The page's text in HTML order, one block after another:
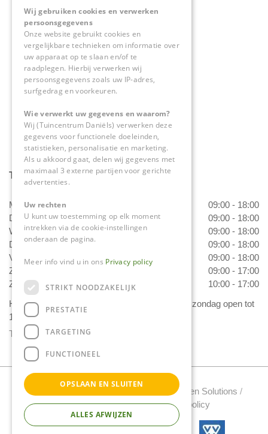
Tuincentrum Daniëls
Herkenbosserweg 4
6063 NL Vlodrop
0475-534298
info@tuincentrumdaniels.nl
Tuincentrum Daniëls
Maandag
09:00 - 18:00
Dinsdag
09:00 - 18:00
Woensdag
09:00 - 18:00
Donderdag
09:00 - 18:00
Vrijdag
09:00 - 18:00
Zaterdag
09:00 - 17:00
Zondag
10:00 - 17:00
Het 'Bloemetje van Daniëls' is van dinsdag t/m zondag open tot
17.00 uur!
Toon alle openingstijden
Tuincentrum Daniels Copyright 2022 /Green Solutions /
Tuincentrum Overzicht/Privacy policy
Wij gebruiken cookies en verwerken
persoonsgegevens
Onze website gebruikt cookies en
vergelijkbare technieken om informatie over
uw apparaat op te slaan en/of te
raadplegen. Hierbij verwerken wij
persoonsgegevens zoals uw IP-adres,
surfgedrag en voorkeuren.
Wie verwerkt uw gegevens en waarom?
Wij (Tuincentrum Daniëls) verwerken deze
gegevens voor functionele doeleinden,
statistieken, personalisatie en marketing.
Als u akkoord gaat, delen wij gegevens met
maximaal 3 externe partijen voor gerichte
advertenties.
Uw rechten
U kunt uw toestemming op elk moment
intrekken via de cookie-instellingen
onderaan de pagina.
Meer info vind u in ons Privacy policy
STRIKT NOODZAKELIJK
PRESTATIE
TARGETING
FUNCTIONEEL
OPSLAAN EN SLUITEN
ALLES AFWIJZEN